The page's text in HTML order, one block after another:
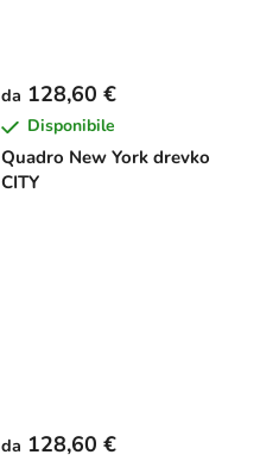
Quadro New York drevko
CITY
da 128,60 €
Disponibile
da 128,60 €